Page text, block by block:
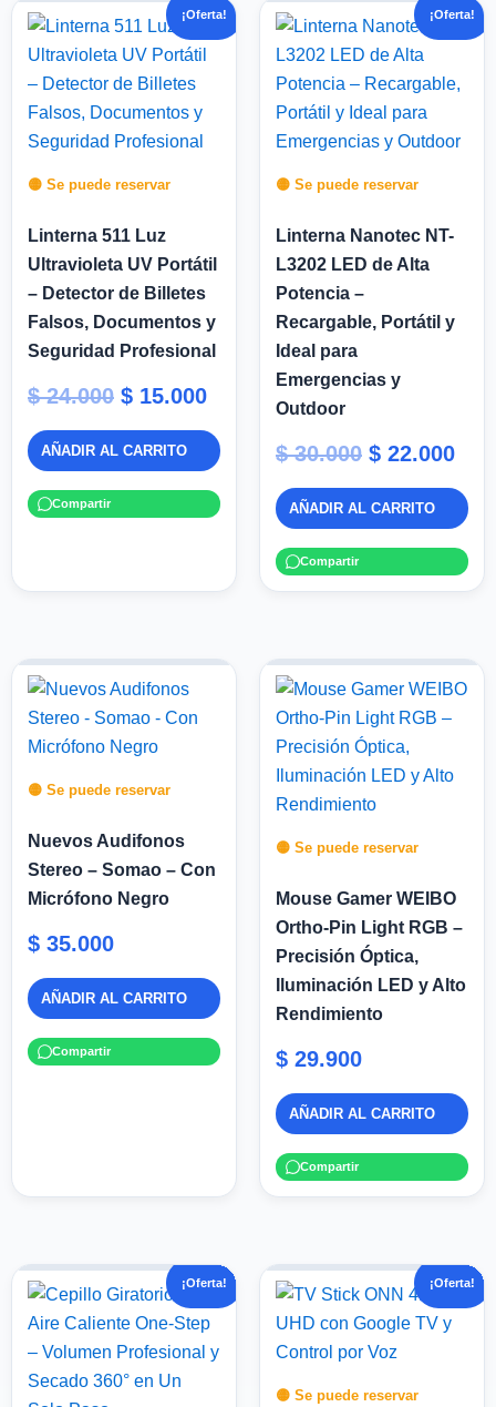
¡Oferta!
🟡 Se puede reservar
Linterna 511 Luz
Ultravioleta UV Portátil
– Detector de Billetes
Falsos, Documentos y
Seguridad Profesional
$24.000
El
precio
original
era:
$ 24.000.
$ 15.000
El
precio
$ 15.000.
AÑADIR AL CARRITO
Compartir
¡Oferta!
🟡 Se puede reservar
Linterna Nanotec NT-
L3202 LED de Alta
Potencia –
Recargable, Portátil y
Ideal para
Emergencias y
Outdoor
$30.000
El
precio
original
era:
$ 30.000.
$ 22.000
El
es:
AÑADIR AL CARRITO
Compartir
🟡 Se puede reservar
Nuevos Audifonos
Stereo – Somao – Con
Micrófono Negro
$ 35.000
AÑADIR AL CARRITO
Compartir
🟡 Se puede reservar
Mouse Gamer WEIBO
Ortho-Pin Light RGB –
Precisión Óptica,
Iluminación LED y Alto
Rendimiento
$ 29.900
AÑADIR AL CARRITO
Compartir
¡Oferta!
El
precio
original
era:
$ 70.000.
El
precio
actual
es:
$ 50.000.
¡Oferta!
🟡 Se puede reservar
El
precio
original
era:
$ 200.000.
El
precio
actual
es:
$ 110.000.